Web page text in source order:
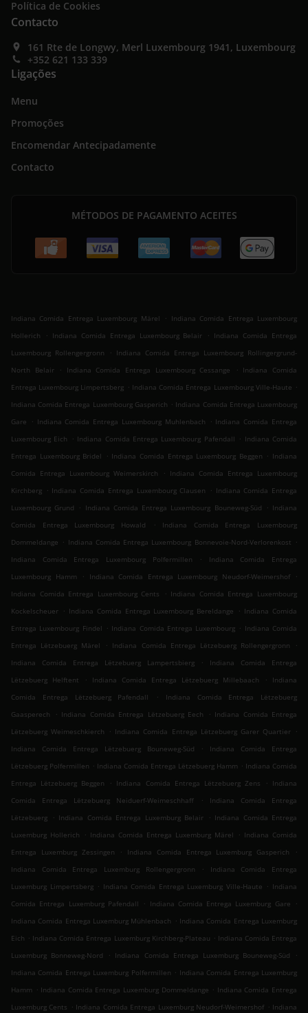
Política de Cookies
Contacto
161 Rte de Longwy, Merl Luxembourg 1941, Luxembourg
+352 621 133 339
Ligações
Menu
Promoções
Encomendar Antecipadamente
Contacto
MÉTODOS DE PAGAMENTO ACEITES
Indiana Comida Entrega Luxembourg Märel . Indiana Comida Entrega Luxembourg
Hollerich
. Indiana Comida Entrega Luxembourg Belair . Indiana Comida Entrega
Luxembourg Rollengergronn
. Indiana Comida Entrega Luxembourg Rollingergrund-
North Belair
. Indiana Comida Entrega Luxembourg Cessange . Indiana Comida
Entrega Luxembourg Limpertsberg . Indiana Comida Entrega Luxembourg Ville-Haute .
Indiana Comida Entrega Luxembourg Gasperich . Indiana Comida Entrega Luxembourg
Gare
. Indiana Comida Entrega Luxembourg Muhlenbach . Indiana Comida Entrega
Luxembourg Eich
. Indiana Comida Entrega Luxembourg Pafendall . Indiana Comida
Entrega Luxembourg Bridel
. Indiana Comida Entrega Luxembourg Beggen . Indiana
Comida Entrega Luxembourg Weimerskirch
. Indiana Comida Entrega Luxembourg
Kirchberg . Indiana Comida Entrega Luxembourg Clausen . Indiana Comida Entrega
Luxembourg Grund
. Indiana Comida Entrega Luxembourg Bouneweg-Süd . Indiana
Comida Entrega Luxembourg Howald
.
Indiana Comida Entrega Luxembourg
Dommeldange . Indiana Comida Entrega Luxembourg Bonnevoie-Nord-Verlorenkost .
Indiana Comida Entrega Luxembourg Polfermillen
.
Indiana Comida Entrega
Luxembourg Hamm
. Indiana Comida Entrega Luxembourg Neudorf-Weimershof
.
Indiana Comida Entrega Luxembourg Cents
. Indiana Comida Entrega Luxembourg
Kockelscheuer . Indiana Comida Entrega Luxembourg Bereldange . Indiana Comida
Entrega Luxembourg Findel . Indiana Comida Entrega Luxembourg . Indiana Comida
Entrega Lëtzebuerg Märel
. Indiana Comida Entrega Lëtzebuerg Rollengergronn
.
Indiana Comida Entrega Lëtzebuerg Lampertsbierg
.
Indiana Comida Entrega
Lëtzebuerg Helftent
. Indiana Comida Entrega Lëtzebuerg Millebaach .
Indiana
Comida Entrega Lëtzebuerg Pafendall
.
Indiana Comida Entrega Lëtzebuerg
Gaasperech
. Indiana Comida Entrega Lëtzebuerg Eech . Indiana Comida Entrega
Lëtzebuerg Weimeschkierch
. Indiana Comida Entrega Lëtzebuerg Garer Quartier .
Indiana Comida Entrega Lëtzebuerg Bouneweg-Süd
.
Indiana Comida Entrega
Lëtzebuerg Polfermillen . Indiana Comida Entrega Lëtzebuerg Hamm . Indiana Comida
Entrega Lëtzebuerg Beggen
. Indiana Comida Entrega Lëtzebuerg Zens . Indiana
Comida Entrega Lëtzebuerg Neiduerf-Weimeschhaff
.
Indiana Comida Entrega
Lëtzebuerg
. Indiana Comida Entrega Luxemburg Belair . Indiana Comida Entrega
Luxemburg Hollerich
. Indiana Comida Entrega Luxemburg Märel . Indiana Comida
Entrega Luxemburg Zessingen
. Indiana Comida Entrega Luxemburg Gasperich
.
Indiana Comida Entrega Luxemburg Rollengergronn
.
Indiana Comida Entrega
Luxemburg Limpertsberg . Indiana Comida Entrega Luxemburg Ville-Haute . Indiana
Comida Entrega Luxemburg Pafendall
. Indiana Comida Entrega Luxemburg Gare
.
Indiana Comida Entrega Luxemburg Mühlenbach . Indiana Comida Entrega Luxemburg
Eich . Indiana Comida Entrega Luxemburg Kirchberg-Plateau . Indiana Comida Entrega
Luxemburg Bonneweg-Nord
. Indiana Comida Entrega Luxemburg Bouneweg-Süd
.
Indiana Comida Entrega Luxemburg Polfermillen . Indiana Comida Entrega Luxemburg
Hamm . Indiana Comida Entrega Luxemburg Dommeldange . Indiana Comida Entrega
Luxemburg Cents . Indiana Comida Entrega Luxemburg Neudorf-Weimershof . Indiana